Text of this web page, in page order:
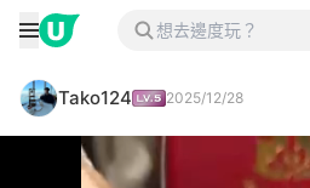
Tako124 2025/12/28